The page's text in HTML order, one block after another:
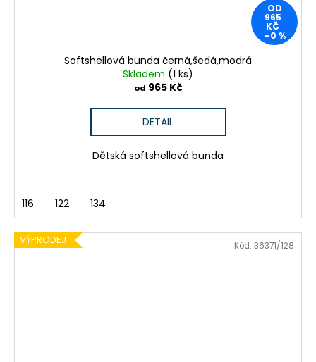
OD
965
KČ
–0 %
Softshellová bunda černá,šedá,modrá
Skladem (1 ks)
od 965 Kč
DETAIL
Dětská softshellová bunda
116 122 134
VÝPRODEJ Kód: 36371/128